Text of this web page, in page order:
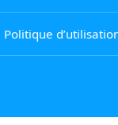
Politique